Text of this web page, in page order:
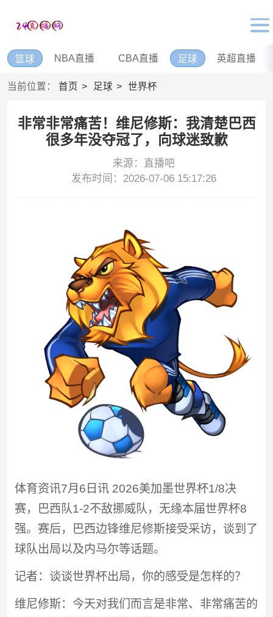
篮球 NBA直播 CBA直播 足球 英超直播
当前位置： 首页 足球 世界杯
非常非常痛苦！维尼修斯：我清楚巴西
很多年没夺冠了，向球迷致歉
来源：直播吧
发布时间：2026-07-06 15:17:26
体育资讯7月6日讯 2026美加墨世界杯1/8决
赛，巴西队1-2不敌挪威队，无缘本届世界杯8
强。赛后，巴西边锋维尼修斯接受采访，谈到了
球队出局以及内马尔等话题。
记者：谈谈世界杯出局，你的感受是怎样的？
维尼修斯：今天对我们而言是非常、非常痛苦的